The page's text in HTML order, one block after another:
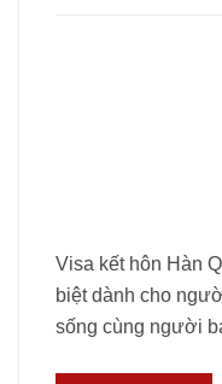
Visa kết hôn Hàn
biệt dành cho
sống cùng người